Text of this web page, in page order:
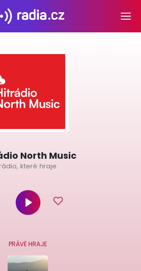
North Music
které hraje
PRÁVĚ HRAJE